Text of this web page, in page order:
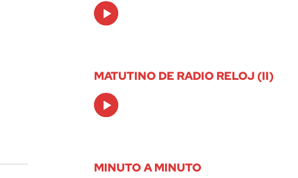
Audio
Player
MATUTINO DE RADIO RELOJ (II)
Audio
Player
MINUTO A MINUTO